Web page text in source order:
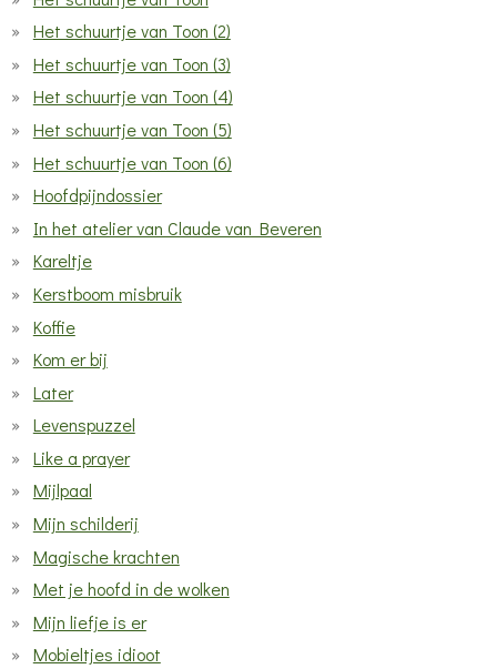
Het schuurtje van Toon (2)
Het schuurtje van Toon (3)
Het schuurtje van Toon (4)
Het schuurtje van Toon (5)
Het schuurtje van Toon (6)
Hoofdpijndossier
In het atelier van Claude van Beveren
Kareltje
Kerstboom misbruik
Koffie
Kom er bij
Later
Levenspuzzel
Like a prayer
Mijlpaal
Mijn schilderij
Magische krachten
Met je hoofd in de wolken
Mijn liefje is er
Mobieltjes idioot